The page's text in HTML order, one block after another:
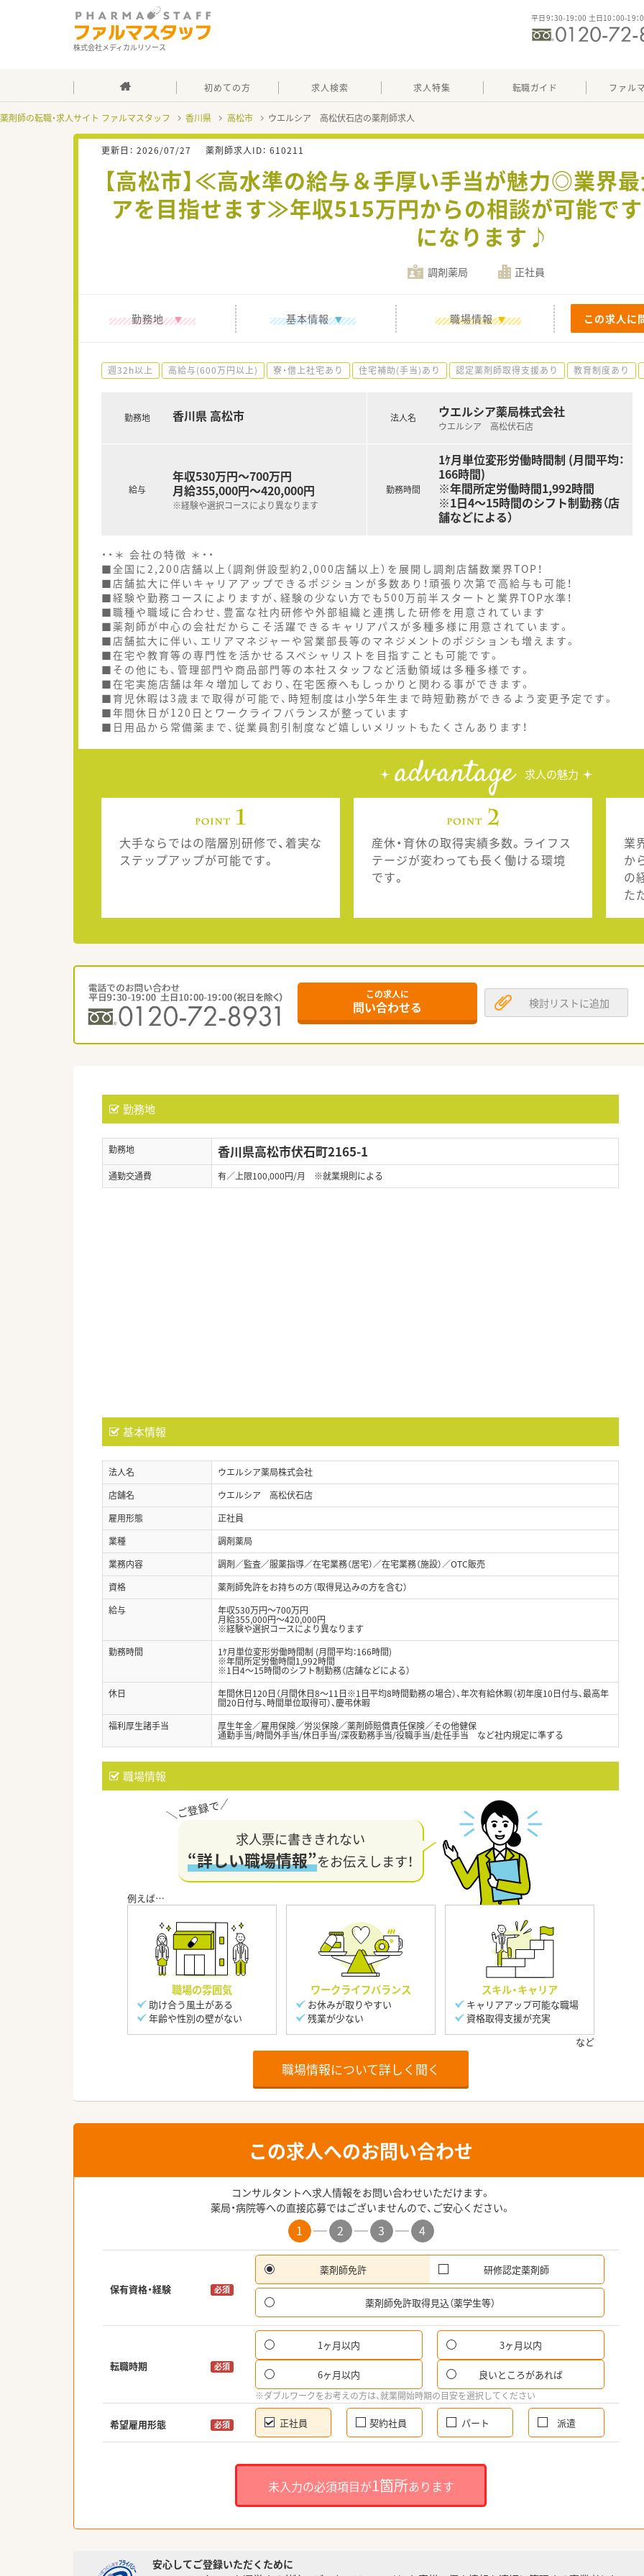
株式会社メディカルリソース
平日9：30-19：00 土日10：00-19：
初めての方 求人検索 求人特集 転職ガイド ファル
薬剤師の転職・求人サイト ファルマスタッフ 香川県 高松市 ウエルシア 高松伏石店の薬剤師求人
更新日： 2026/07/27 薬剤師求人ID： 610211
【高松市】≪高水準の給与＆手厚い手当が魅力◎業界
アを目指せます≫年収515万円からの相談が可能です
になります♪
調剤薬局 正社員
勤務地 基本情報 職場情報 この求人に
週32h以上 高給与(600万円以上) 寮・借上社宅あり 住宅補助(手当)あり 認定薬剤師取得支援あり 教育制度あり
勤務地 香川県 高松市
給与
年収530万円～700万円
月給355,000円～420,000円
※経験や選択コースにより異なります
法人名 ウエルシア薬局株式会社
ウエルシア 高松伏石店
勤務時間
1ｹ月単位変形労働時間制 (月間平均：
166時間)
※年間所定労働時間1,992時間
※1日4～15時間のシフト制勤務（店
舗などによる）
・・＊ 会社の特徴 ＊・・
■全国に2,200店舗以上（調剤併設型約2,000店舗以上）を展開し調剤店舗数業界TOP！
■店舗拡大に伴いキャリアアップできるポジションが多数あり！頑張り次第で高給与も可能！
■経験や勤務コースによりますが、経験の少ない方でも500万前半スタートと業界TOP水準！
■職種や職域に合わせ、豊富な社内研修や外部組織と連携した研修を用意されています
■薬剤師が中心の会社だからこそ活躍できるキャリアパスが多種多様に用意されています。
■店舗拡大に伴い、エリアマネジャーや営業部長等のマネジメントのポジションも増えます。
■在宅や教育等の専門性を活かせるスペシャリストを目指すことも可能です。
■その他にも、管理部門や商品部門等の本社スタッフなど活動領域は多種多様です。
■在宅実施店舗は年々増加しており、在宅医療へもしっかりと関わる事ができます。
■育児休暇は3歳まで取得が可能で、時短制度は小学5年生まで時短勤務ができるよう変更予定です。
■年間休日が120日とワークライフバランスが整っています
■日用品から常備薬まで、従業員割引制度など嬉しいメリットもたくさんあります！
advantage 求人の魅力
大手ならではの階層別研修で、着実な
ステップアップが可能です。
産休・育休の取得実績多数。ライフス
テージが変わっても長く働ける環境
です。
業
か
の
た
この求人に
問い合わせる 検討リストに追加
勤務地
勤務地 香川県高松市伏石町2165-1
通勤交通費 有／上限100,000円/月 ※就業規則による
基本情報
法人名
ウエルシア薬局株式会社
店舗名
ウエルシア 高松伏石店
雇用形態
正社員
業種
調剤薬局
業務内容
調剤／監査／服薬指導／在宅業務（居宅）／在宅業務（施設）／OTC販売
資格
薬剤師免許をお持ちの方（取得見込みの方を含む）
給与
年収530万円～700万円
月給355,000円～420,000円
※経験や選択コースにより異なります
勤務時間
1ｹ月単位変形労働時間制 (月間平均：166時間)
※年間所定労働時間1,992時間
※1日4～15時間のシフト制勤務（店舗などによる）
休日
年間休日120日（月間休日8～11日※1日平均8時間勤務の場合）、年次有給休暇（初年度10日付与、最高年
間20日付与、時間単位取得可）、慶弔休暇
福利厚生諸手当
厚生年金／雇用保険／労災保険／薬剤師賠償責任保険／その他健保
通勤手当/時間外手当/休日手当/深夜勤務手当/役職手当/赴任手当 など社内規定に準ずる
職場情報
求人票に書ききれない
“詳しい職場情報”をお伝えします！
職場の雰囲気
助け合う風土がある
年齢や性別の壁がない
ワークライフバランス
お休みが取りやすい
残業が少ない
スキル・キャリア
キャリアアップ可能な職場
資格取得支援が充実
職場情報について詳しく聞く
この求人へのお問い合わせ
コンサルタントへ求人情報をお問い合わせいただけます。
薬局・病院等への直接応募ではございませんので、ご安心ください。
1 2 3 4
保有資格・経験 必須
薬剤師免許 研修認定薬剤師
薬剤師免許取得見込（薬学生等）
転職時期 必須
1ヶ月以内 3ヶ月以内
6ヶ月以内 良いところがあれば
※ダブルワークをお考えの方は、就業開始時期の目安を選択してください
希望雇用形態 必須 正社員 契約社員 パート 派遣
未入力の必須項目が1箇所あります
安心してご登録いただくために